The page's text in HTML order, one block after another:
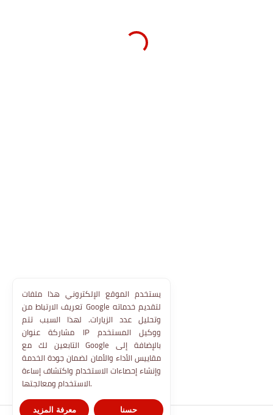
يستخدم الموقع الإلكتروني هذا ملفات
تعريف الارتباط من Google لتقديم خدماته
وتحليل عدد الزيارات. لهذا السبب تتم
مشاركة عنوان IP ووكيل المستخدم
التابعين لك مع Google بالإضافة إلى
مقاييس الأداء والأمان لضمان جودة الخدمة
وإنشاء إحصاءات الاستخدام واكتشاف إساءة
الاستخدام ومعالجتها.
معرفة المزيد حسنا